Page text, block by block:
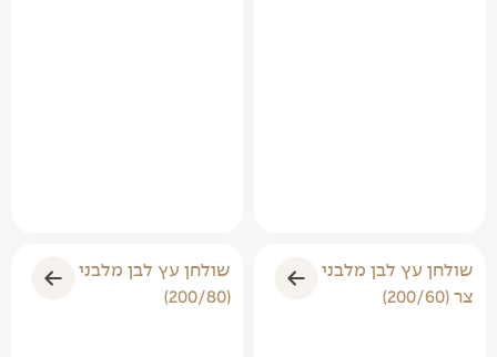
שולחן עץ לבן מלבני
צר (200/60)
שולחן עץ לבן מלבני
(200/80)